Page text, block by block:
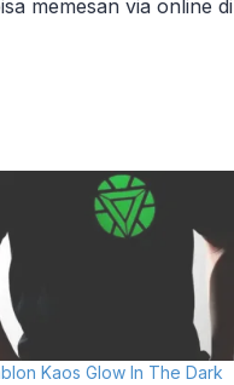
memesan via online di
Kaos Glow In The Dark